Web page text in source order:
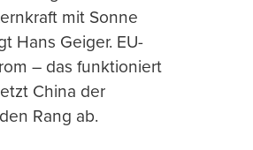
mit Sonne
Hans Geiger. EU-
– das funktioniert
China der
Rang ab.